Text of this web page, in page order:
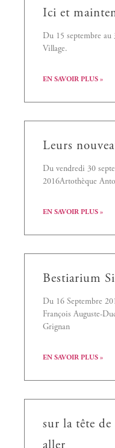
Ici et
Du 15 septembre
Village.
EN SAVOIR PLUS »
Leurs
Du vendredi 30
2016Artothèque
EN SAVOIR PLUS »
Bestiarium
Du 16 Septembre
François Auguste-
Grignan
EN SAVOIR PLUS »
sur la tête